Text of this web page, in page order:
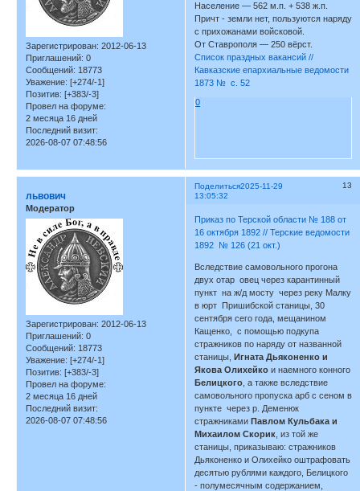
Зарегистрирован: 2012-06-13
Приглашений: 0
Сообщений: 18773
Уважение: [+274/-1]
Позитив: [+383/-3]
Провел на форуме:
2 месяца 16 дней
Последний визит:
2026-08-07 07:48:56
Население — 562 м.п. + 538 ж.п.
Причт - земли нет, пользуются наряду
с прихожанами войсковой.
От Ставрополя — 250 вёрст.
Список праздных вакансий //
Кавказские епархиальные ведомости
1873 № с. 52
0
Поделиться 13
2025-11-29
13:05:32
львович
Модератор
Зарегистрирован: 2012-06-13
Приглашений: 0
Сообщений: 18773
Уважение: [+274/-1]
Позитив: [+383/-3]
Провел на форуме:
2 месяца 16 дней
Последний визит:
2026-08-07 07:48:56
Приказ по Терской области № 188 от
16 октября 1892 // Терские ведомости
1892 № 126 (21 окт.)
Вследствие самовольного прогона
двух отар овец через карантинный
пункт на ж/д мосту через реку Малку
в юрт Пришибской станицы, 30
сентября сего года, мещанином
Кащенко, с помощью подкупа
стражников по наряду от названной
станицы,Игната Дьяконенко и
Якова Олихейко и наемного конного
Белицкого , а также вследствие
самовольного пропуска арб с сеном в
пункте через р. Деменюк
стражникамиПавлом Кульбака и
Михаилом Скорик , из той же
станицы, приказываю: стражников
Дьяконенко и Олихейко оштрафовать
десятью рублями каждого, Белицкого
- полумесячным содержанием,